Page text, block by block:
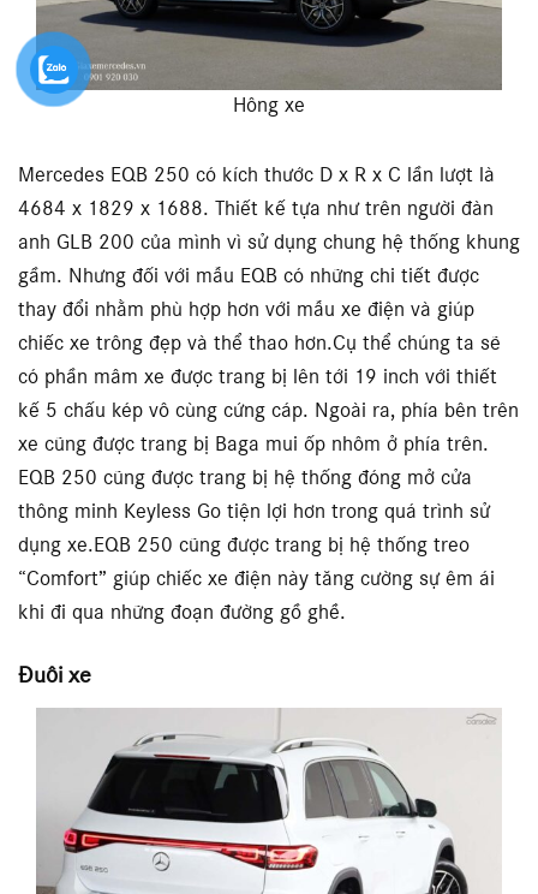
Hông xe
Mercedes EQB 250 có kích thước D x R x C lần lượt là
4684 x 1829 x 1688. Thiết kế tựa như trên người đàn
anh GLB 200 của mình vì sử dụng chung hệ thống khung
gầm. Nhưng đối với mẫu EQB có những chi tiết được
thay đổi nhằm phù hợp hơn với mẫu xe điện và giúp
chiếc xe trông đẹp và thể thao hơn.Cụ thể chúng ta sẽ
có phần mâm xe được trang bị lên tới 19 inch với thiết
kế 5 chấu kép vô cùng cứng cáp. Ngoài ra, phía bên trên
xe cũng được trang bị Baga mui ốp nhôm ở phía trên.
EQB 250 cũng được trang bị hệ thống đóng mở cửa
thông minh Keyless Go tiện lợi hơn trong quá trình sử
dụng xe.EQB 250 cũng được trang bị hệ thống treo
“Comfort” giúp chiếc xe điện này tăng cường sự êm ái
khi đi qua những đoạn đường gồ ghề.
Đuôi xe